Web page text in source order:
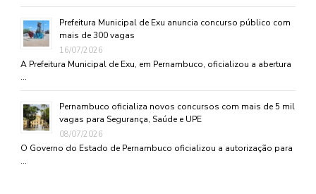
Prefeitura Municipal de Exu anuncia concurso público com
mais de 300 vagas
16/07/2026
A Prefeitura Municipal de Exu, em Pernambuco, oficializou a abertura
…
Pernambuco oficializa novos concursos com mais de 5 mil
vagas para Segurança, Saúde e UPE
08/07/2026
O Governo do Estado de Pernambuco oficializou a autorização para
…